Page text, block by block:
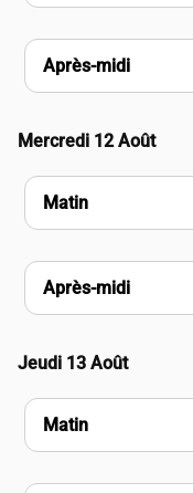
Après-midi
Mercredi 12 Août
Matin
Après-midi
Jeudi 13 Août
Matin